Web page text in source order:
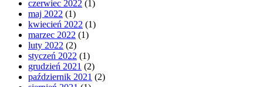
czerwiec 2022 (1)
maj 2022 (1)
kwiecień 2022 (1)
marzec 2022 (1)
luty 2022 (2)
styczeń 2022 (1)
grudzień 2021 (2)
październik 2021 (2)